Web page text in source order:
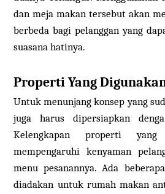
dan meja makan tersebut akan
berbeda bagi pelanggan yang
suasana hatinya.
Properti Yang
Untuk menunjang konsep yang
juga harus dipersiapkan
Kelengkapan properti yang
mempengaruhi kenyaman
menu pesanannya. Ada
diadakan untuk rumah makan